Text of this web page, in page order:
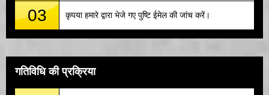
03 कृपया हमारे द्वारा भेजे गए पुष्टि ईमेल की जांच करें।
गतिविधि की प्रक्रिया